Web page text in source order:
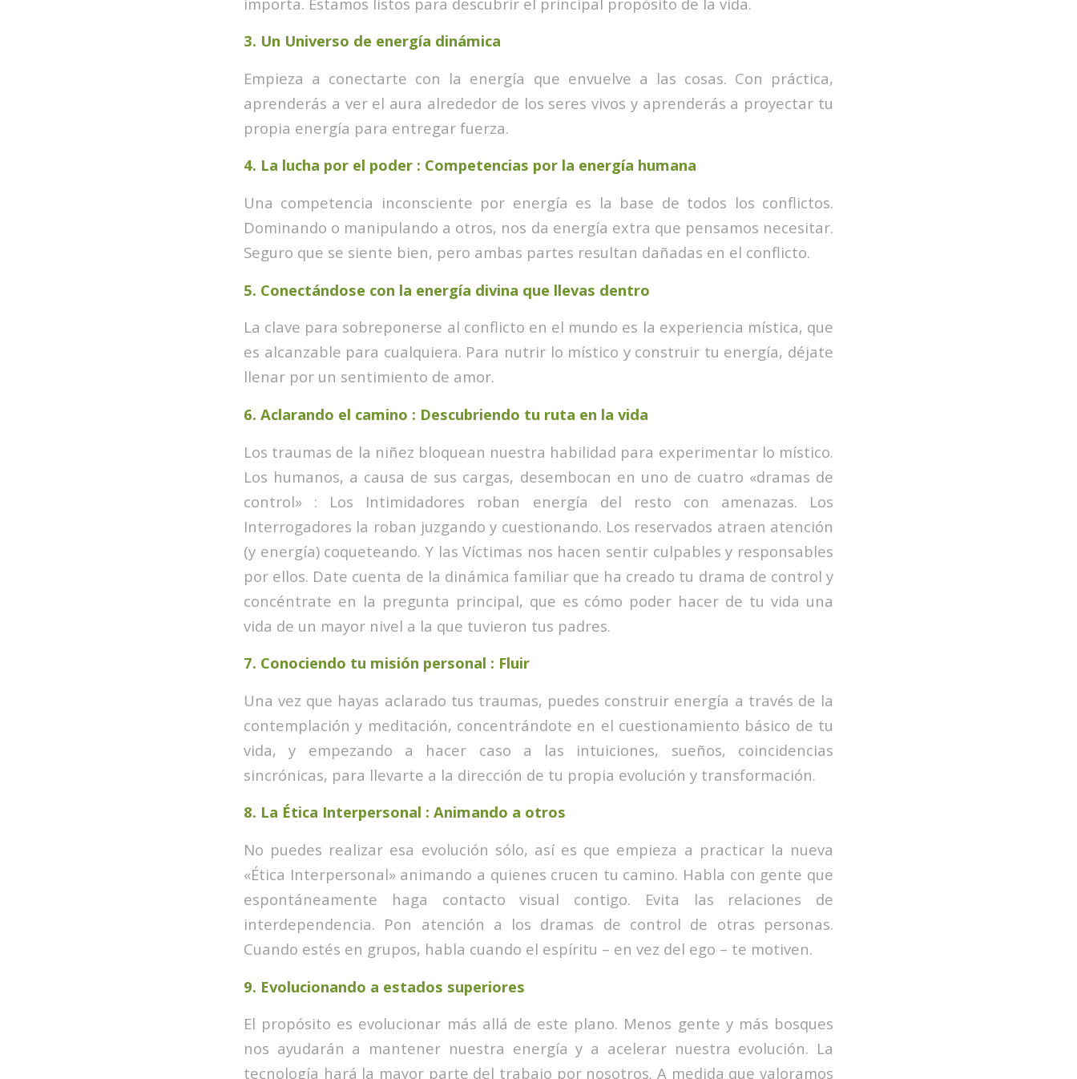
3. Un Universo de energía dinámica
Empieza a conectarte con la energía que envuelve a las cosas. Con práctica,
aprenderás a ver el aura alrededor de los seres vivos y aprenderás a proyectar tu
propia energía para entregar fuerza.
4. La lucha por el poder : Competencias por la energía humana
Una competencia inconsciente por energía es la base de todos los conflictos.
Dominando o manipulando a otros, nos da energía extra que pensamos necesitar.
Seguro que se siente bien, pero ambas partes resultan dañadas en el conflicto.
5. Conectándose con la energía divina que llevas dentro
La clave para sobreponerse al conflicto en el mundo es la experiencia mística, que
es alcanzable para cualquiera. Para nutrir lo místico y construir tu energía, déjate
llenar por un sentimiento de amor.
6. Aclarando el camino : Descubriendo tu ruta en la vida
Los traumas de la niñez bloquean nuestra habilidad para experimentar lo místico.
Los humanos, a causa de sus cargas, desembocan en uno de cuatro «dramas de
control» : Los Intimidadores roban energía del resto con amenazas. Los
Interrogadores la roban juzgando y cuestionando. Los reservados atraen atención
(y energía) coqueteando. Y las Víctimas nos hacen sentir culpables y responsables
por ellos. Date cuenta de la dinámica familiar que ha creado tu drama de control y
concéntrate en la pregunta principal, que es cómo poder hacer de tu vida una
vida de un mayor nivel a la que tuvieron tus padres.
7. Conociendo tu misión personal : Fluir
Una vez que hayas aclarado tus traumas, puedes construir energía a través de la
contemplación y meditación, concentrándote en el cuestionamiento básico de tu
vida, y empezando a hacer caso a las intuiciones, sueños, coincidencias
sincrónicas, para llevarte a la dirección de tu propia evolución y transformación.
8. La Ética Interpersonal : Animando a otros
No puedes realizar esa evolución sólo, así es que empieza a practicar la nueva
«Ética Interpersonal» animando a quienes crucen tu camino. Habla con gente que
espontáneamente haga contacto visual contigo. Evita las relaciones de
interdependencia. Pon atención a los dramas de control de otras personas.
Cuando estés en grupos, habla cuando el espíritu – en vez del ego – te motiven.
9. Evolucionando a estados superiores
El propósito es evolucionar más allá de este plano. Menos gente y más bosques
nos ayudarán a mantener nuestra energía y a acelerar nuestra evolución. La
tecnología hará la mayor parte del trabajo por nosotros. A medida que valoramos